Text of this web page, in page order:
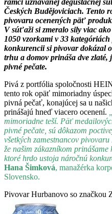
Českých Budějoviciach. Tento
pivovaru ocenených päť
V súťaži si zmeralo sily viac
1050 vzorkami v 33
konkurencii si pivovar dokázal
trhu a domov prináša dve
pivné pečate.
Pivá z portfólia spoločnosti
tento rok opäť mimoriadny
pivná pečať, konajúcej sa u
prinášajú hneď viacero ocenení.
mimoriadne teší. Päť
pivné pečate, sú dôkazom
všetkých zamestnancov
že našim zákazníkom
ktoré hrdo ustoja náročnú
Hana Šimková, manažérka
Slovensko.
Pivovar Hurbanovo so značkou